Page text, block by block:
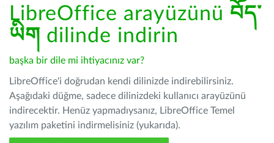
LibreOffice arayüzünü བོད་
ཡིག dilinde indirin
başka bir dile mi ihtiyacınız var?
LibreOffice'i doğrudan kendi dilinizde indirebilirsiniz.
Aşağıdaki düğme, sadece dilinizdeki kullanıcı arayüzünü
indirecektir. Henüz yapmadıysanız, LibreOffice Temel
yazılım paketini indirmelisiniz (yukarıda).